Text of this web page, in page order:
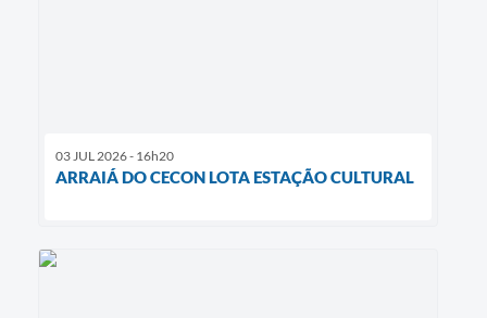
03 JUL 2026 - 16h20
ARRAIÁ DO CECON LOTA ESTAÇÃO CULTURAL